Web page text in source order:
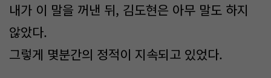
내가 이 말을 꺼낸 뒤, 김도현은 아무 말도 하지
않았다.
그렇게 몇분간의 정적이 지속되고 있었다.